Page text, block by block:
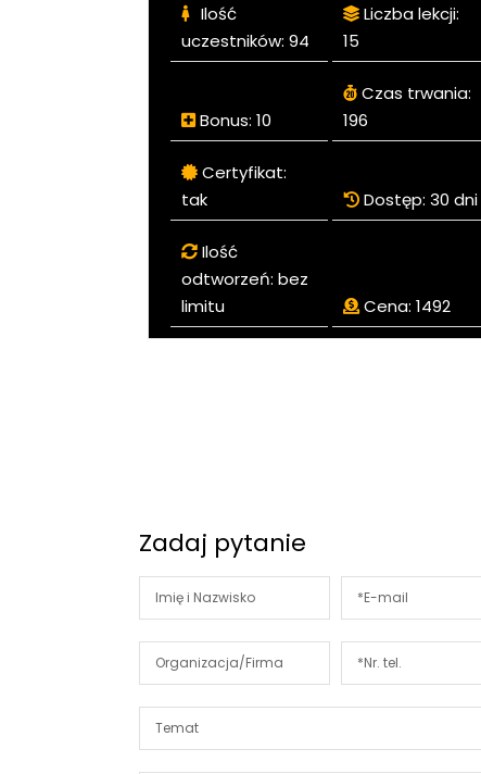
Ilość
uczestników: 94
Liczba lekcji:
15
Bonus: 10
Czas trwania:
196
Certyfikat:
tak
Dostęp: 30 dni
Ilość
odtworzeń: bez
limitu
Cena: 1492
Zadaj pytanie
Alternative: